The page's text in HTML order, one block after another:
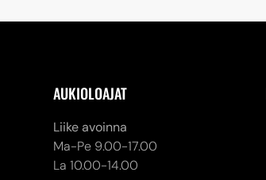
AUKIOLOAJAT
Liike avoinna
Ma-Pe 9.00-17.00
La 10.00-14.00